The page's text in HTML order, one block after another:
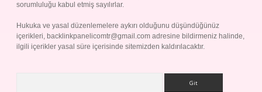
sorumluluğu kabul etmiş sayılırlar.
Hukuka ve yasal düzenlemelere aykırı olduğunu düşündüğünüz
içerikleri, backlinkpanelicomtr@gmail.com adresine bildirmeniz halinde,
ilgili içerikler yasal süre içerisinde sitemizden kaldırılacaktır.